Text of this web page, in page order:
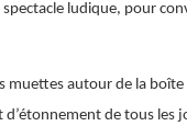
spectacle ludique, pour
muettes autour de la boîte
d’étonnement de tous les